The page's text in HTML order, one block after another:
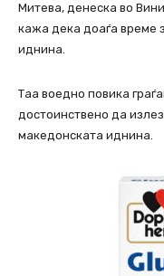
Митева, денеска во
кажа дека доаѓа време
иднина.
Таа воедно повика
достоинствено да
македонската иднина.